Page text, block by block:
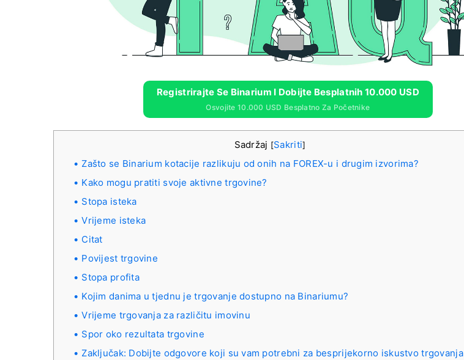
Registrirajte Se Binarium I Dobijte Besplatnih 10.000 USD
Osvojite 10.000 USD Besplatno Za Početnike
Sadržaj [Sakriti]
Zašto se Binarium kotacije razlikuju od onih na FOREX-u i drugim izvorima?
Kako mogu pratiti svoje aktivne trgovine?
Stopa isteka
Vrijeme isteka
Citat
Povijest trgovine
Stopa profita
Kojim danima u tjednu je trgovanje dostupno na Binariumu?
Vrijeme trgovanja za različitu imovinu
Spor oko rezultata trgovine
Zaključak: Dobijte odgovore koji su vam potrebni za besprijekorno iskustvo trgovanja